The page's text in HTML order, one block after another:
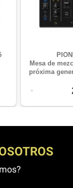
Mesa de
próxima
envíos de